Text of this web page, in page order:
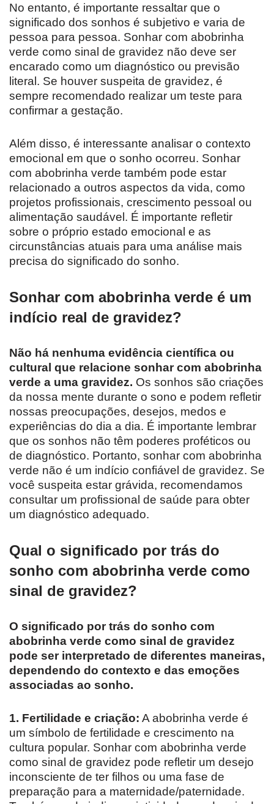
No entanto, é importante ressaltar que o
significado dos sonhos é subjetivo e varia de
pessoa para pessoa. Sonhar com abobrinha
verde como sinal de gravidez não deve ser
encarado como um diagnóstico ou previsão
literal. Se houver suspeita de gravidez, é
sempre recomendado realizar um teste para
confirmar a gestação.
Além disso, é interessante analisar o contexto
emocional em que o sonho ocorreu. Sonhar
com abobrinha verde também pode estar
relacionado a outros aspectos da vida, como
projetos profissionais, crescimento pessoal ou
alimentação saudável. É importante refletir
sobre o próprio estado emocional e as
circunstâncias atuais para uma análise mais
precisa do significado do sonho.
Sonhar com abobrinha verde é um
indício real de gravidez?
Não há nenhuma evidência científica ou
cultural que relacione sonhar com abobrinha
verde a uma gravidez. Os sonhos são criações
da nossa mente durante o sono e podem refletir
nossas preocupações, desejos, medos e
experiências do dia a dia. É importante lembrar
que os sonhos não têm poderes proféticos ou
de diagnóstico. Portanto, sonhar com abobrinha
verde não é um indício confiável de gravidez. Se
você suspeita estar grávida, recomendamos
consultar um profissional de saúde para obter
um diagnóstico adequado.
Qual o significado por trás do
sonho com abobrinha verde como
sinal de gravidez?
O significado por trás do sonho com
abobrinha verde como sinal de gravidez
pode ser interpretado de diferentes maneiras,
dependendo do contexto e das emoções
associadas ao sonho.
1. Fertilidade e criação: A abobrinha verde é
um símbolo de fertilidade e crescimento na
cultura popular. Sonhar com abobrinha verde
como sinal de gravidez pode refletir um desejo
inconsciente de ter filhos ou uma fase de
preparação para a maternidade/paternidade.